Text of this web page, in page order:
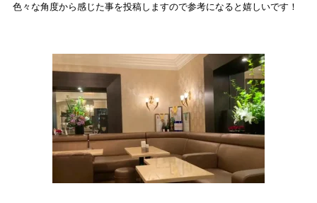
色々な角度から感じた事を投稿しますので参考になると嬉しいです！